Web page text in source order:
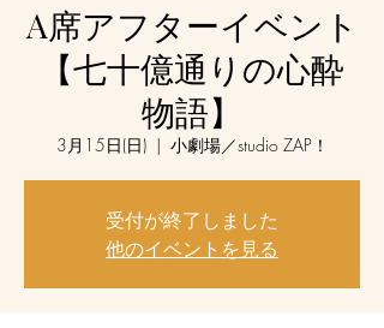
A席アフターイベント
【七十億通りの心酔
物語】
3月15日(日)
  |
小劇場／studio ZAP！
受付が終了しました
他のイベントを見る